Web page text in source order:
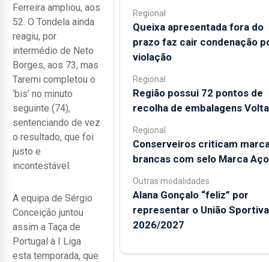
Ferreira ampliou, aos
52. O Tondela ainda
reagiu, por
intermédio de Neto
Borges, aos 73, mas
Taremi completou o
‘bis’ no minuto
seguinte (74),
sentenciando de vez
o resultado, que foi
justo e
incontestável.
A equipa de Sérgio
Conceição juntou
assim a Taça de
Portugal à I Liga
esta temporada, que
Regional
Queixa apresentada fora do
prazo faz cair condenação
violação
Regional
Região possui 72 pontos de
recolha de embalagens Volta
Regional
Conserveiros criticam
brancas com selo Marca
Outras modalidades
Alana Gonçalo “feliz” por
representar o União
2026/2027